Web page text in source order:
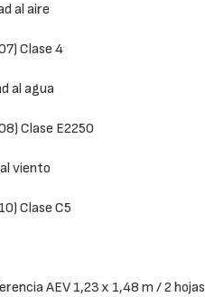
al aire
Clase 4
al agua
Clase E2250
viento
Clase C5
AEV 1,23 x 1,48 m / 2 hojas